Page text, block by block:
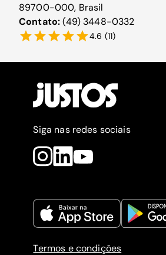
89700-000, Brasil
Contato:(49) 3448-0332
4.6 (11)
Siga nas redes sociais
Termos e condições